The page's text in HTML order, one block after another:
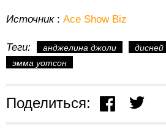
Источник : Ace Show Biz
Теги: анджелина джоли дисней
эмма уотсон
Поделиться: